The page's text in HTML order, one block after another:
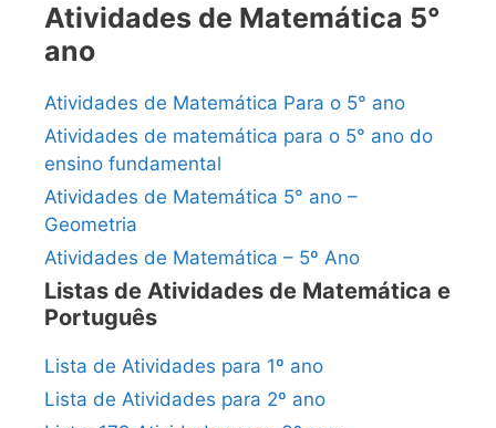
Atividades de Matemática 5°
ano
Atividades de Matemática Para o 5° ano
Atividades de matemática para o 5° ano do
ensino fundamental
Atividades de Matemática 5° ano –
Geometria
Atividades de Matemática – 5º Ano
Listas de Atividades de Matemática e
Português
Lista de Atividades para 1º ano
Lista de Atividades para 2º ano